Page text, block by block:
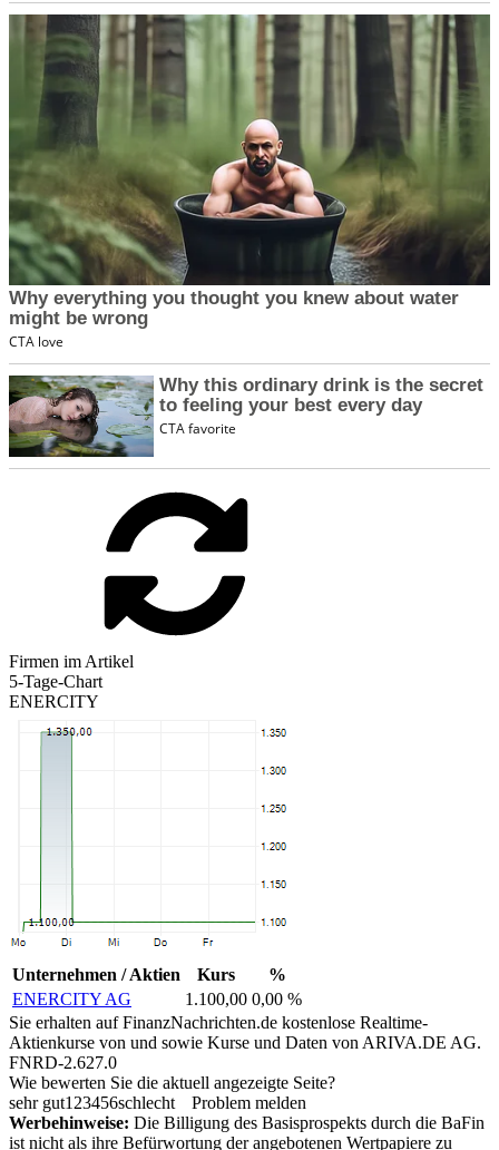
Firmen im Artikel
5-Tage-Chart
ENERCITY
Unternehmen / Aktien Kurs
%
ENERCITY AG
1.100,00 0,00 %
Sie erhalten auf FinanzNachrichten.de kostenlose Realtime-
Aktienkurse von und sowie Kurse und Daten von ARIVA.DE AG.
FNRD-2.627.0
Wie bewerten Sie die aktuell angezeigte Seite?
sehr gut1 23456schlecht
Problem melden
Werbehinweise: Die Billigung des Basisprospekts durch die BaFin
ist nicht als ihre Befürwortung der angebotenen Wertpapiere zu